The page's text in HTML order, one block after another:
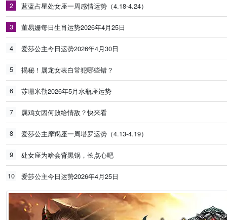
2 蓝蓝占星处女座一周感情运势（4.18-4.24）
3 董易姗每日生肖运势2026年4月25日
4 爱莎公主今日运势2026年4月30日
5 揭秘！属龙女表白常犯哪些错？
6 苏珊米勒2026年5月水瓶座运势
7 属鸡女因何败给情敌？快来看
8 爱莎公主摩羯座一周塔罗运势（4.13-4.19）
9 处女座为啥会背黑锅，长点心吧
10 爱莎公主今日运势2026年4月25日